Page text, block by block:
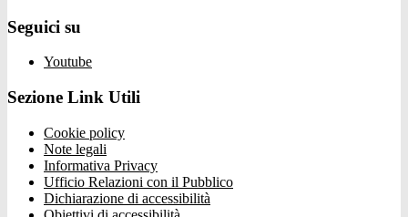
Seguici su
Youtube
Sezione Link Utili
Cookie policy
Note legali
Informativa Privacy
Ufficio Relazioni con il Pubblico
Dichiarazione di accessibilità